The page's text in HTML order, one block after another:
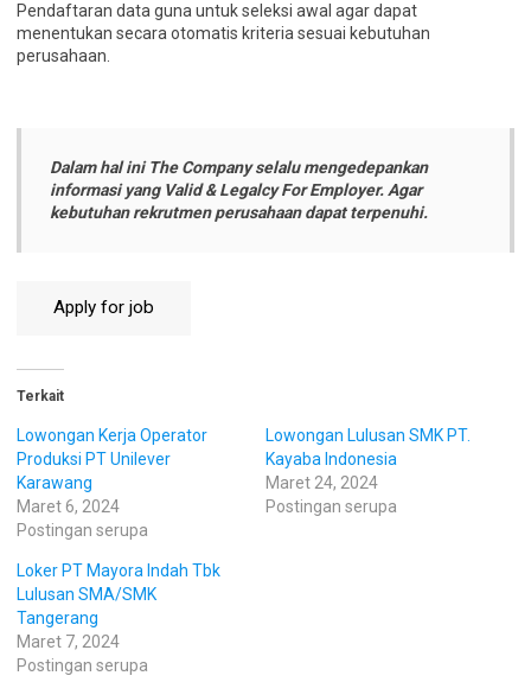
Pendaftaran data guna untuk seleksi awal agar dapat
menentukan secara otomatis kriteria sesuai kebutuhan
perusahaan.
Dalam hal ini The Company selalu mengedepankan
informasi yang Valid & Legalcy For Employer. Agar
kebutuhan rekrutmen perusahaan dapat terpenuhi.
Terkait
Lowongan Kerja Operator
Produksi PT Unilever
Karawang
Maret 6, 2024
Postingan serupa
Lowongan Lulusan SMK PT.
Kayaba Indonesia
Maret 24, 2024
Postingan serupa
Loker PT Mayora Indah Tbk
Lulusan SMA/SMK
Tangerang
Maret 7, 2024
Postingan serupa